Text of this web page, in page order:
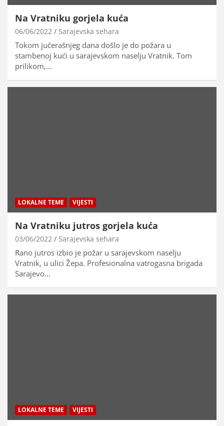
Na Vratniku gorjela kuća
06/06/2022 Sarajevska sehara
Tokom jučerašnjeg dana došlo je do požara u
stambenoj kući u sarajevskom naselju Vratnik. Tom
prilikom,…
LOKALNE TEME VIJESTI
Na Vratniku jutros gorjela kuća
03/06/2022 Sarajevska sehara
Rano jutros izbio je požar u sarajevskom naselju
Vratnik, u ulici Žepa. Profesionalna vatrogasna brigada
Sarajevo…
LOKALNE TEME VIJESTI